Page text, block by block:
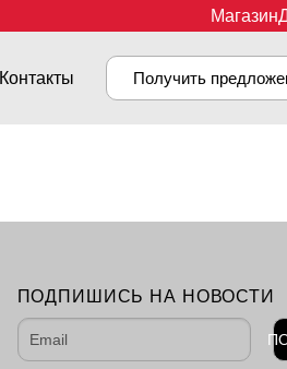
Магазин
Контакты Получить
ПОДПИШИСЬ НА НОВОСТИ